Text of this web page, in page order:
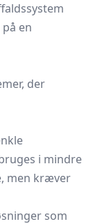
en
der
i mindre
men kræver
som